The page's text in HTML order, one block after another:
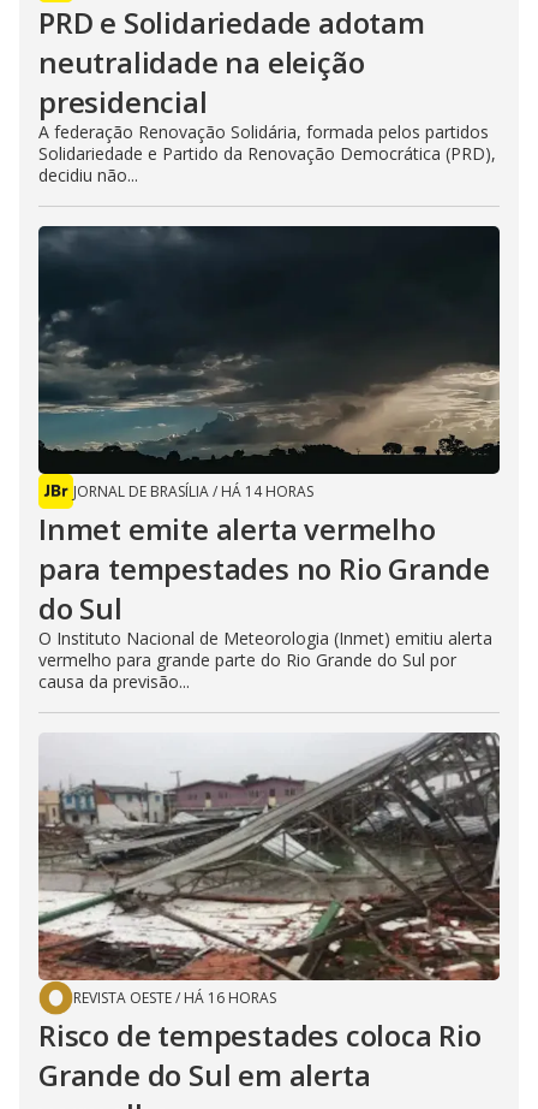
PRD e Solidariedade adotam
neutralidade na eleição
presidencial
A federação Renovação Solidária, formada pelos partidos
Solidariedade e Partido da Renovação Democrática (PRD),
decidiu não...
JORNAL DE BRASÍLIA/ HÁ 14 HORAS
Inmet emite alerta vermelho
para tempestades no Rio Grande
do Sul
O Instituto Nacional de Meteorologia (Inmet) emitiu alerta
vermelho para grande parte do Rio Grande do Sul por
causa da previsão...
REVISTA OESTE/ HÁ 16 HORAS
Risco de tempestades coloca Rio
Grande do Sul em alerta